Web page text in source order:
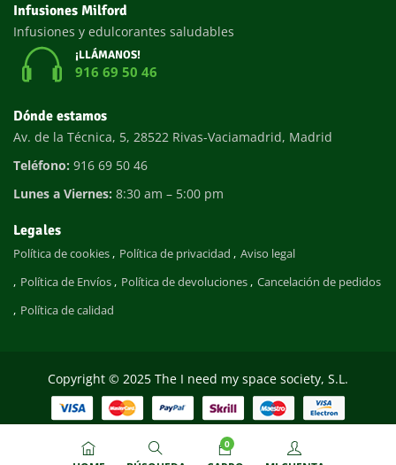
Infusiones Milford
Infusiones y edulcorantes saludables
¡LLÁMANOS!
916 69 50 46
Dónde estamos
Av. de la Técnica, 5, 28522 Rivas-Vaciamadrid, Madrid
Teléfono: 916 69 50 46
Lunes a Viernes: 8:30 am – 5:00 pm
Legales
Política de cookies Política de privacidad
Aviso legal
Política de Envíos
Política de devoluciones
Cancelación de pedidos
Política de calidad
Copyright © 2025 The I need my space society, S.L.
0